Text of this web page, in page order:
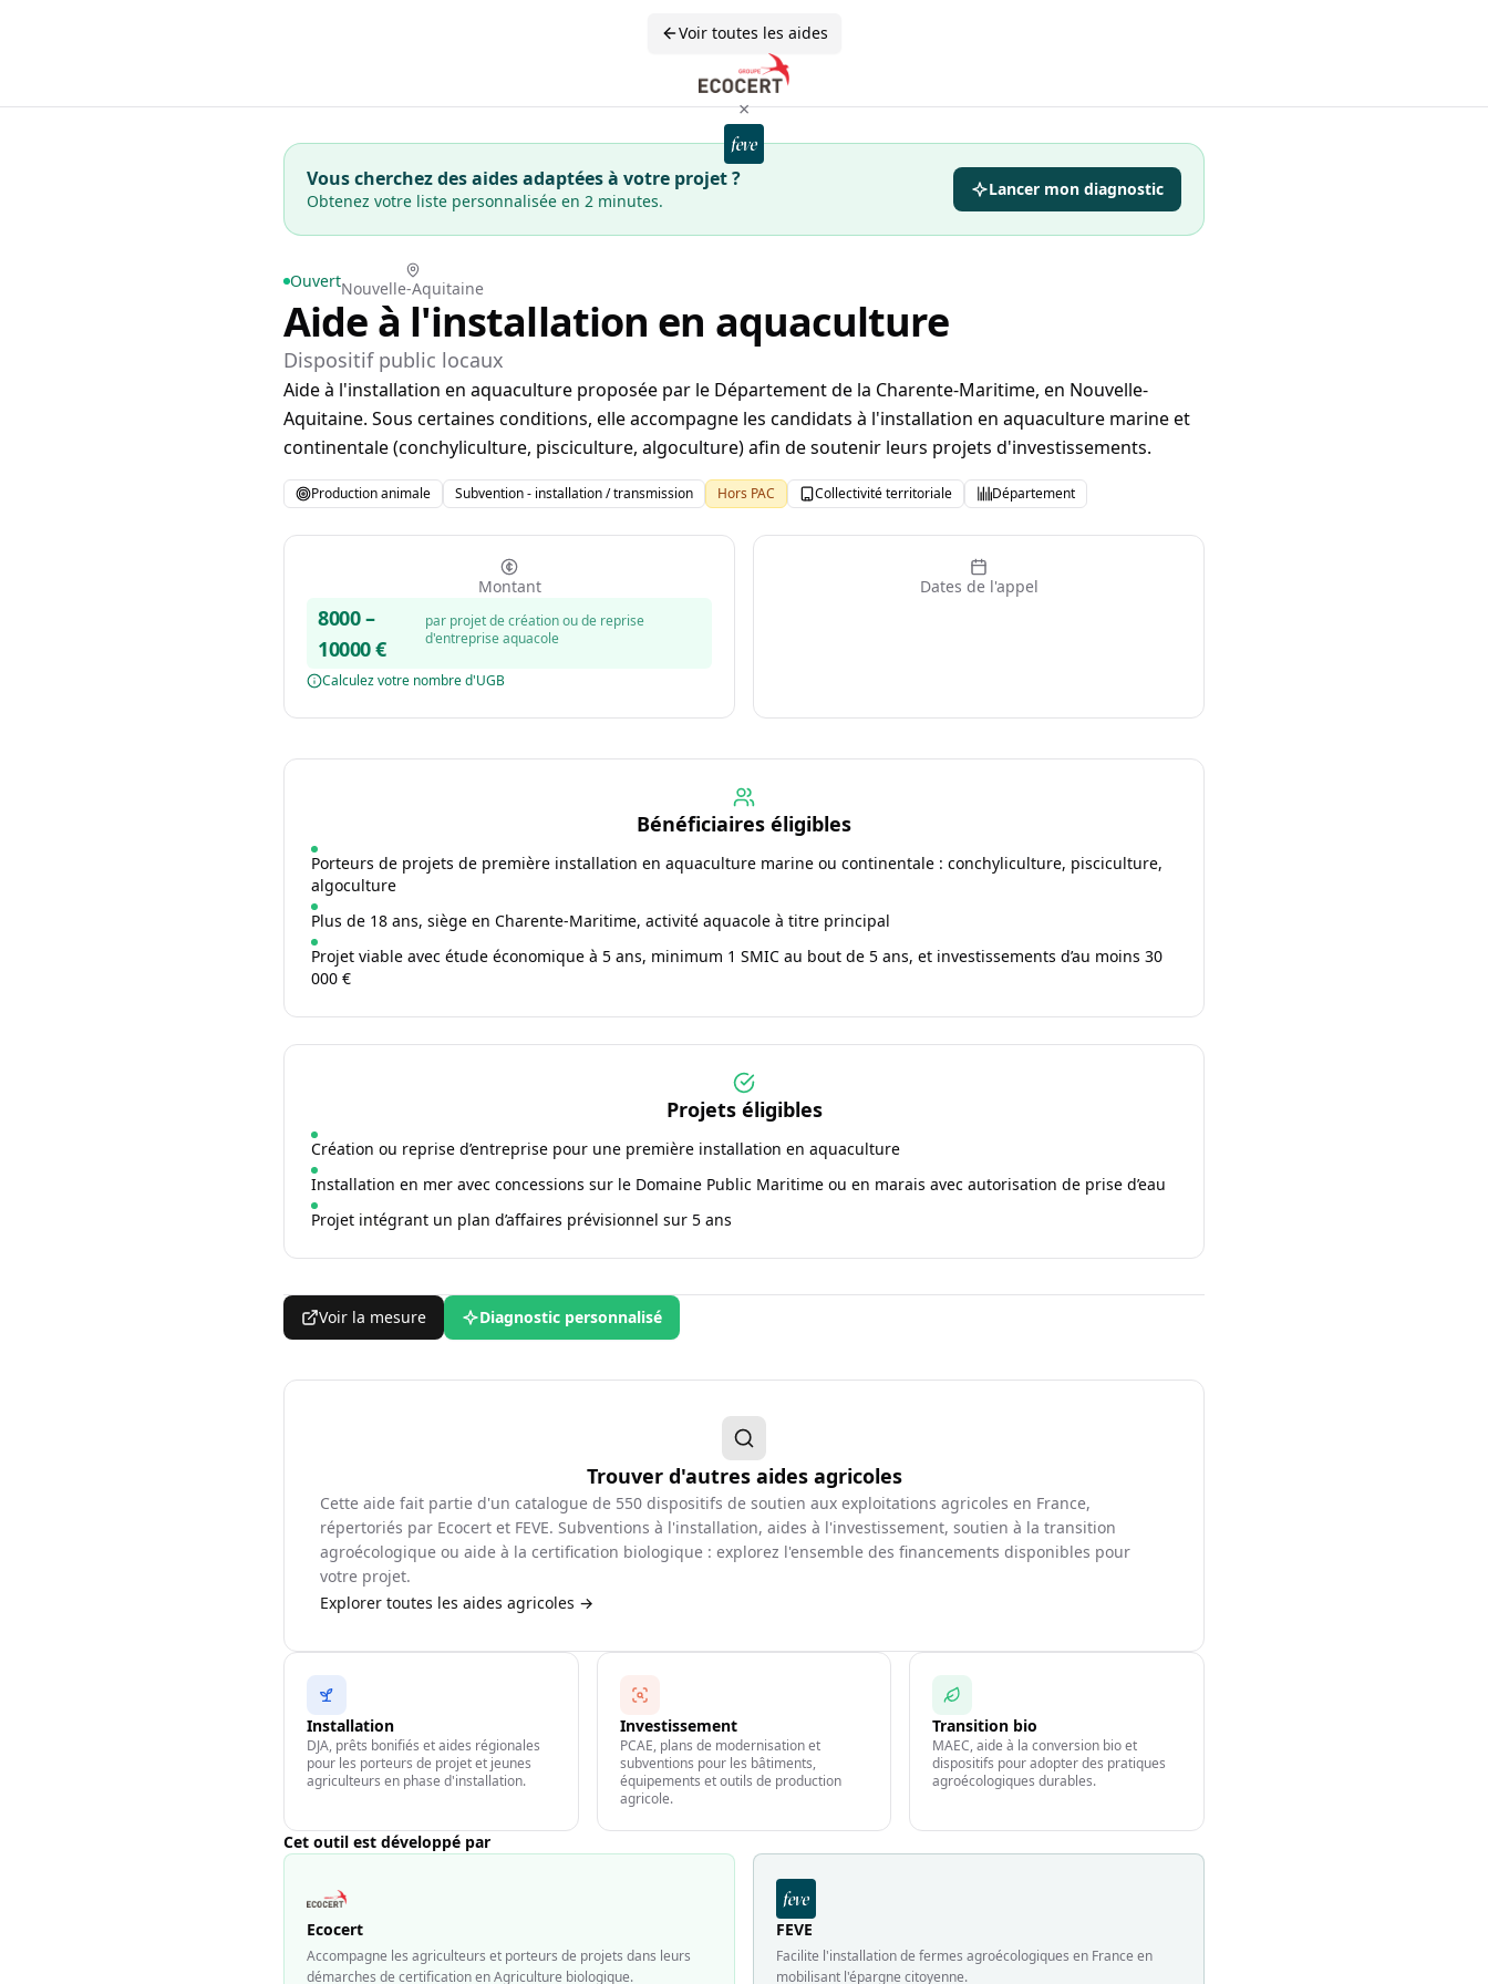
Voir toutes les aides
×
Vous cherchez des aides adaptées à votre projet ?
Obtenez votre liste personnalisée en 2 minutes.
Lancer mon diagnostic
OuvertNouvelle-Aquitaine
Aide à l'installation en aquaculture
Dispositif public locaux
Aide à l'installation en aquaculture proposée par le Département de la Charente-Maritime, en Nouvelle-
Aquitaine. Sous certaines conditions, elle accompagne les candidats à l'installation en aquaculture marine et
continentale (conchyliculture, pisciculture, algoculture) afin de soutenir leurs projets d'investissements.
Production animale Subvention - installation / transmission Hors PAC Collectivité territoriale Département
Montant
8000–
10000€
par projet de création ou de reprise
d'entreprise aquacole
Calculez votre nombre d'UGB
Dates de l'appel
Bénéficiaires éligibles
Porteurs de projets de première installation en aquaculture marine ou continentale : conchyliculture, pisciculture,
algoculture
Plus de 18 ans, siège en Charente-Maritime, activité aquacole à titre principal
Projet viable avec étude économique à 5 ans, minimum 1 SMIC au bout de 5 ans, et investissements d’au moins 30
000 €
Projets éligibles
Création ou reprise d’entreprise pour une première installation en aquaculture
Installation en mer avec concessions sur le Domaine Public Maritime ou en marais avec autorisation de prise d’eau
Projet intégrant un plan d’affaires prévisionnel sur 5 ans
Voir la mesure Diagnostic personnalisé
Trouver d'autres aides agricoles
Cette aide fait partie d'un catalogue de 550 dispositifs de soutien aux exploitations agricoles en France,
répertoriés par Ecocert et FEVE. Subventions à l'installation, aides à l'investissement, soutien à la transition
agroécologique ou aide à la certification biologique : explorez l'ensemble des financements disponibles pour
votre projet.
Explorer toutes les aides agricoles →
Installation
DJA, prêts bonifiés et aides régionales
pour les porteurs de projet et jeunes
agriculteurs en phase d'installation.
Investissement
PCAE, plans de modernisation et
subventions pour les bâtiments,
équipements et outils de production
agricole.
Transition bio
MAEC, aide à la conversion bio et
dispositifs pour adopter des pratiques
agroécologiques durables.
Cet outil est développé par
Ecocert
Accompagne les agriculteurs et porteurs de projets dans leurs
démarches de certification en Agriculture biologique.
FEVE
Facilite l'installation de fermes agroécologiques en France en
mobilisant l'épargne citoyenne.